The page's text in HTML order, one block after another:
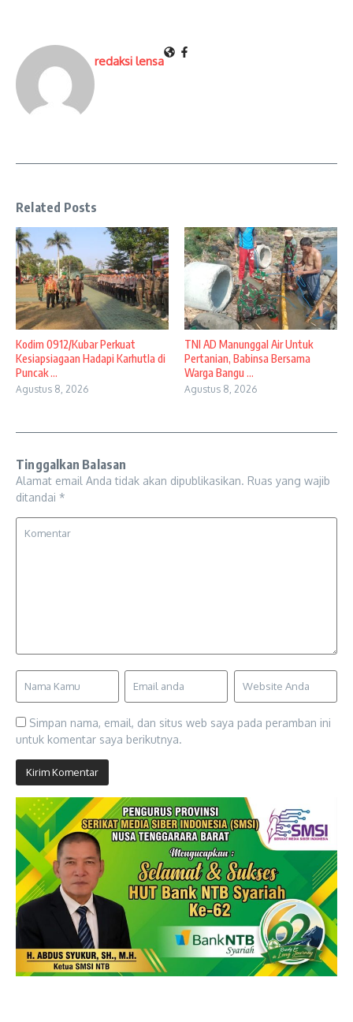
redaksi lensa
Related Posts
Kodim 0912/Kubar Perkuat
Kesiapsiagaan Hadapi Karhutla di
Puncak ...
Agustus 8, 2026
TNI AD Manunggal Air Untuk
Pertanian, Babinsa Bersama
Warga Bangu ...
Agustus 8, 2026
Tinggalkan Balasan
Alamat email Anda tidak akan dipublikasikan. Ruas yang wajib
ditandai *
Simpan nama, email, dan situs web saya pada peramban ini
untuk komentar saya berikutnya.